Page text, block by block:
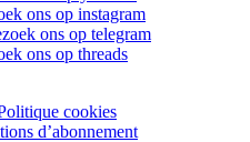
ons op instagram
ons op telegram
ons op threads
cookies
d’abonnement